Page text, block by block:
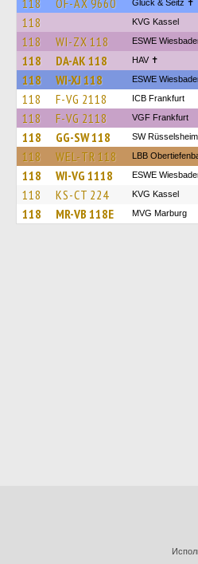
118 OF-AX 9660 Glück & Seitz ✝
118 KVG Kassel
118 WI-ZX 118 ESWE
118 DA-AK 118 HAV ✝
118 WI-XJ 118 ESWE
118 F-VG 2118 ICB Frankfurt
118 F-VG 2118 VGF Frankfurt
118 GG-SW 118 SW Rüsselsheim
118 WEL-TR 118 LBB
118 WI-VG 1118 ESWE
118 KS-CT 224 KVG Kassel
118 MR-VB 118E MVG Marburg